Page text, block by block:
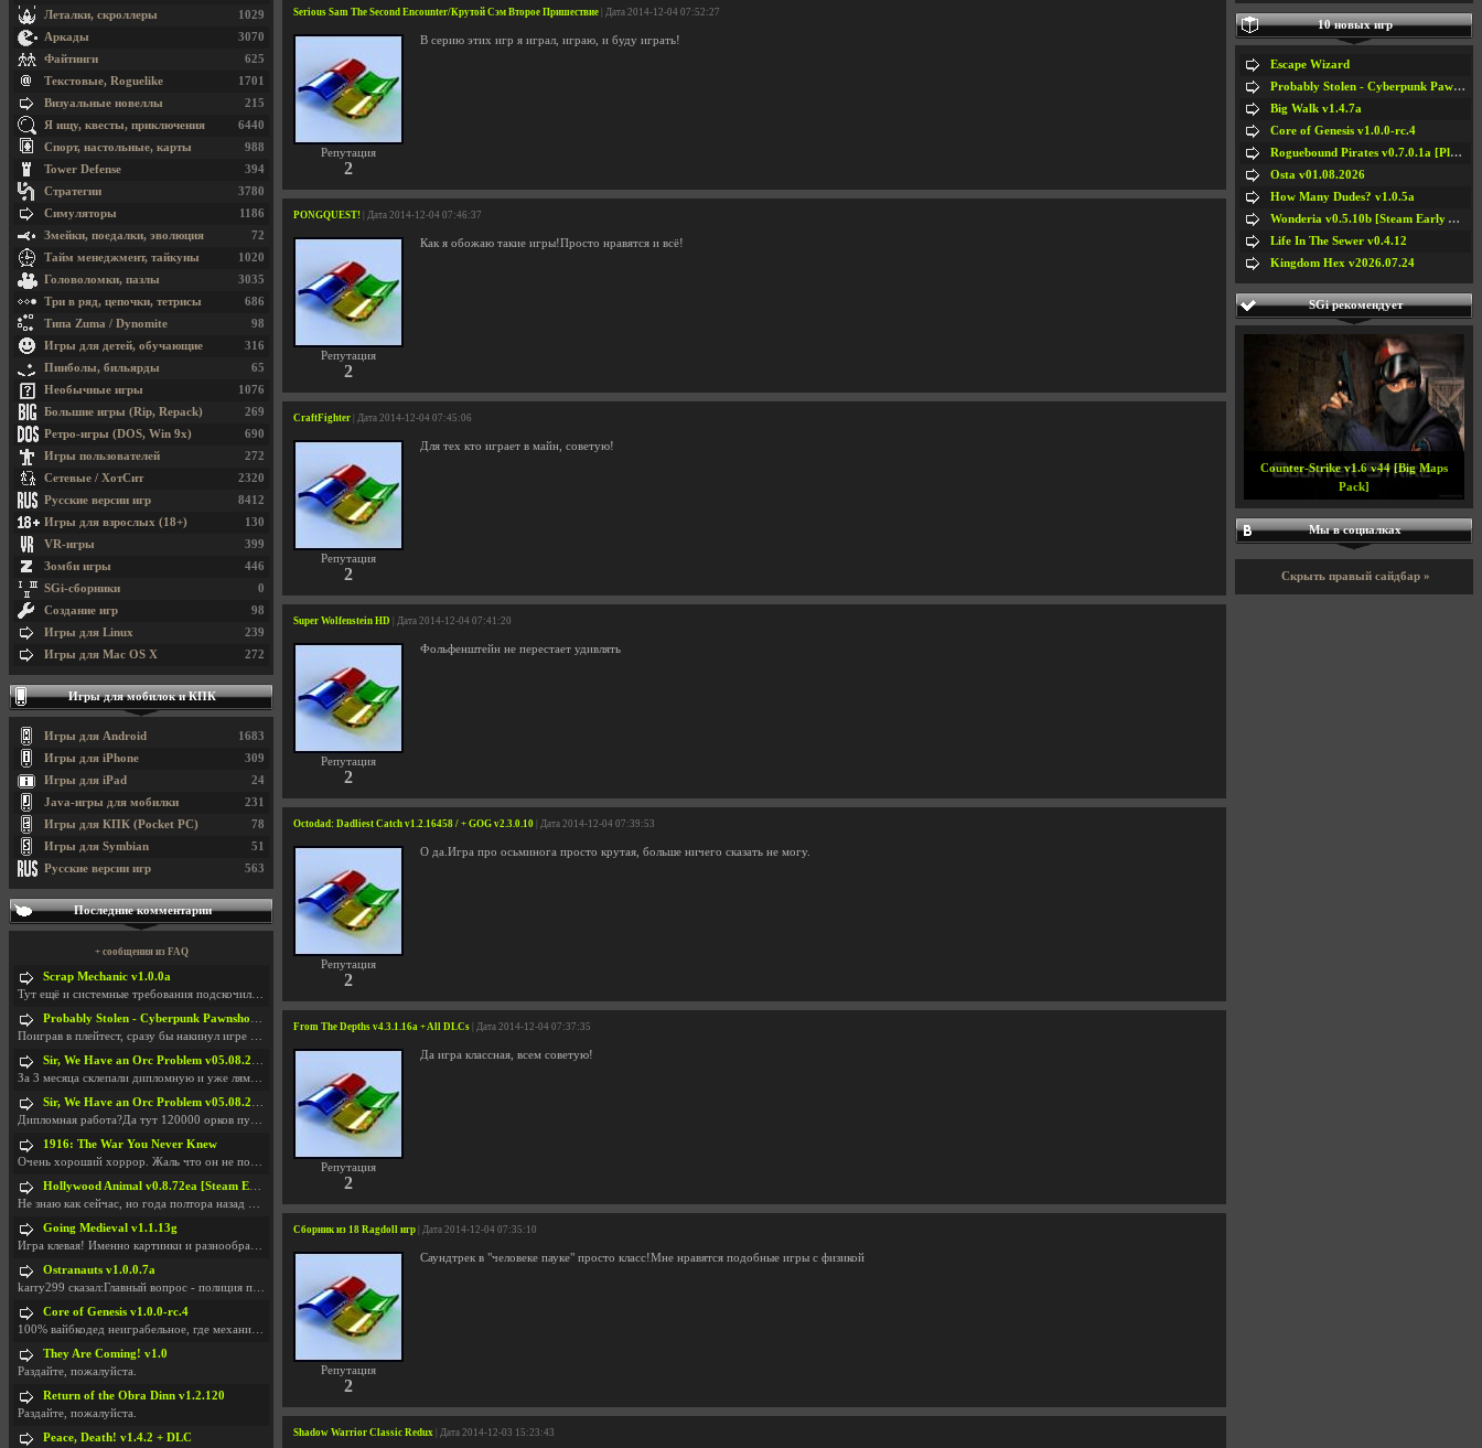
Serious Sam The Second Encounter/Крутой Сэм Второе Пришествие | Дата 2014-12-04 07:52:27
Репутация
2
В серию этих игр я играл, играю, и буду играть!
PONGQUEST! | Дата 2014-12-04 07:46:37
Репутация
2
Как я обожаю такие игры!Просто нравятся и всё!
CraftFighter | Дата 2014-12-04 07:45:06
Репутация
2
Для тех кто играет в майн, советую!
Super Wolfenstein HD | Дата 2014-12-04 07:41:20
Репутация
2
Фольфенштейн не перестает удивлять
Octodad: Dadliest Catch v1.2.16458 / + GOG v2.3.0.10 | Дата 2014-12-04 07:39:53
Репутация
2
О да.Игра про осьминога просто крутая, больше ничего сказать не могу.
From The Depths v4.3.1.16a + All DLCs | Дата 2014-12-04 07:37:35
Репутация
2
Да игра классная, всем советую!
Сборник из 18 Ragdoll игр | Дата 2014-12-04 07:35:10
Репутация
2
Саундтрек в "человеке пауке" просто класс!Мне нравятся подобные игры с физикой
Shadow Warrior Classic Redux | Дата 2014-12-03 15:23:43
1029
Леталки, скроллеры
3070
Аркады
625
Файтинги
1701
Текстовые, Roguelike
215
Визуальные новеллы
6440
Я ищу, квесты, приключения
988
Спорт, настольные, карты
394
Tower Defense
3780
Стратегии
1186
Симуляторы
72
Змейки, поедалки, эволюция
1020
Тайм менеджмент, тайкуны
3035
Головоломки, пазлы
686
Три в ряд, цепочки, тетрисы
98
Типа Zuma / Dynomite
316
Игры для детей, обучающие
65
Пинболы, бильярды
1076
Необычные игры
269
Большие игры (Rip, Repack)
690
Ретро-игры (DOS, Win 9x)
272
Игры пользователей
2320
Сетевые / ХотСит
8412
Русские версии игр
130
Игры для взрослых (18+)
399
VR-игры
446
Зомби игры
0
SGi-сборники
98
Создание игр
239
Игры для Linux
272
Игры для Mac OS X
Игры для мобилок и КПК
1683
Игры для Android
309
Игры для iPhone
24
Игры для iPad
231
Java-игры для мобилки
78
Игры для КПК (Pocket PC)
51
Игры для Symbian
563
Русские версии игр
Последние комментарии
+ сообщения из FAQ
Scrap Mechanic v1.0.0a
Тут ещё и системные требования подскочили. Если не
Probably Stolen - Cyberpunk Pawnshop Simulator v048c [Playtest]
Поиграв в плейтест, сразу бы накинул игре наивысши
Sir, We Have an Orc Problem v05.08.2026
За 3 месяца склепали дипломную и уже лям двести ба
Sir, We Have an Orc Problem v05.08.2026
Дипломная работа?Да тут 120000 орков путь выбирают
1916: The War You Never Knew
Очень хороший хоррор. Жаль что он не получил должн
Hollywood Animal v0.8.72ea [Steam Early Access]
Не знаю как сейчас, но года полтора назад игра был
Going Medieval v1.1.13g
Игра клевая! Именно картинки и разнообразия в стро
Ostranauts v1.0.0.7a
karry299 сказал:Главный вопрос - полиция по-прежне
Core of Genesis v1.0.0-rc.4
100% вайбкодед неиграбельное, где механики знает т
They Are Coming! v1.0
Раздайте, пожалуйста.
Return of the Obra Dinn v1.2.120
Раздайте, пожалуйста.
Peace, Death! v1.4.2 + DLC
10 новых игр
Escape Wizard
Probably Stolen - Cyberpunk Pawnshop Simulator v048c [Playtest]
Big Walk v1.4.7a
Core of Genesis v1.0.0-rc.4
Roguebound Pirates v0.7.0.1a [Playtest]
Osta v01.08.2026
How Many Dudes? v1.0.5a
Wonderia v0.5.10b [Steam Early Access]
Life In The Sewer v0.4.12
Kingdom Hex v2026.07.24
SGi рекомендует
Counter-Strike v1.6 v44 [Big Maps
Pack]
Мы в социалках
Скрыть правый сайдбар »